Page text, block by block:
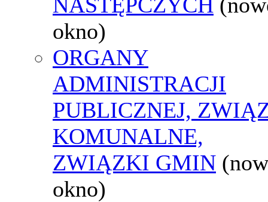
okno)
ORGANY
ADMINISTRACJI
PUBLICZNEJ,
KOMUNALNE,
ZWIĄZKI GMIN
okno)